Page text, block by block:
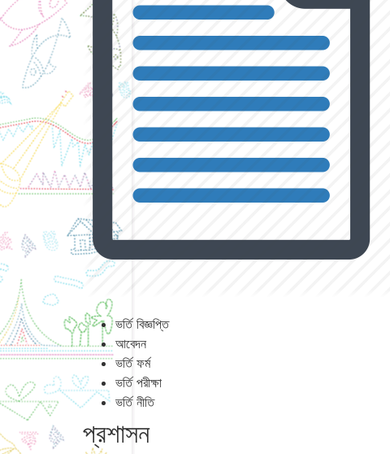
ভর্তি বিজ্ঞপ্তি
আবেদন
ভর্তি ফর্ম
ভর্তি পরীক্ষা
ভর্তি নীতি
প্রশাসন